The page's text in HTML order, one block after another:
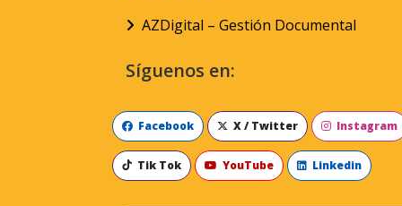
AZDigital – Gestión Documental
Síguenos en:
Facebook X / Twitter Instagram
Tik Tok YouTube Linkedin